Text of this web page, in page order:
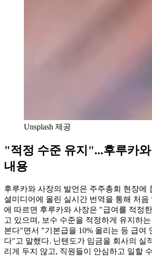
Unsplash 제공
"적정 수준 유지"...후루카
내용
후루카와 사장의 발언은 주주총회 현장에
셜미디어에 올린 실시간 번역을 통해 처음
에 따르면 후루카와 사장은 "급여를 적정
고 있으며, 보수 수준을 적정하게 유지하
본다"면서 "기본급을 10% 올리는 등 급여
다"고 말했다. 닌텐도가 임금을 회사의 실
리게 두지 않고, 직원들이 안심하고 일할